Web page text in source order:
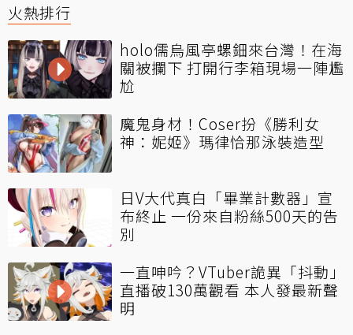
火熱排行
holo儒烏風亭螺鈿來台灣！在海
關被攔下 打開行李箱現場一陣尷
尬
魔鬼身材！Coser扮《勝利女
神：妮姬》瑪律恰那泳裝造型
日V大代真白「畢業計數器」宣
布終止 一份來自粉絲500天的告
別
一直呻吟？VTuber詭異「抖動」
直播破130萬觀看 本人發最新聲
明